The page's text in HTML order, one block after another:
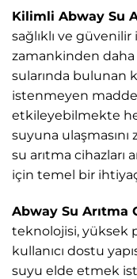
Kilimli Abway Su
sağlıklı ve
zamankinden
sularında bulunan
istenmeyen
etkileyebilmekte
suyuna
su arıtma cihazları
için temel bir
Abway Su Arıtma
teknolojisi, yüksek
kullanıcı dostu
suyu elde etmek